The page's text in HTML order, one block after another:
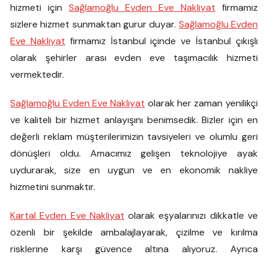
hizmeti içinSağlamoğlu Evden Eve Nakliyat firmamız
sizlere hizmet sunmaktan gurur duyar. Sağlamoğlu Evden
Eve Nakliyat firmamız İstanbul içinde ve İstanbul çıkışlı
olarak şehirler arası evden eve taşımacılık hizmeti
vermektedir.
Sağlamoğlu Evden Eve Nakliyat olarak her zaman yenilikçi
ve kaliteli bir hizmet anlayışını benimsedik. Bizler için en
değerli reklam müşterilerimizin tavsiyeleri ve olumlu geri
dönüşleri oldu. Amacımız gelişen teknolojiye ayak
uydurarak, size en uygun ve en ekonomik nakliye
hizmetini sunmaktır.
Kartal Evden Eve Nakliyat olarak eşyalarınızı dikkatle ve
özenli bir şekilde ambalajlayarak, çizilme ve kırılma
risklerine karşı güvence altına alıyoruz. Ayrıca